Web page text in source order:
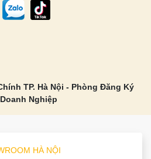
TP. Hà Nội - Phòng Đăng Ký
Nghiệp
HÀ NỘI